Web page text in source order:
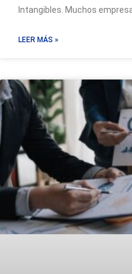
Intangibles. Muchos
LEER MÁS »